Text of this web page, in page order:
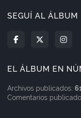
SEGUÍ AL ÁLBUM
EL ÁLBUM EN
Archivos publicados:
Comentarios